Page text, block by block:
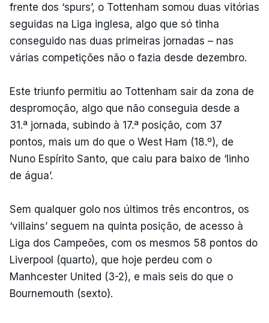
frente dos ‘spurs’, o Tottenham somou duas vitórias
seguidas na Liga inglesa, algo que só tinha
conseguido nas duas primeiras jornadas – nas
várias competições não o fazia desde dezembro.
Este triunfo permitiu ao Tottenham sair da zona de
despromoção, algo que não conseguia desde a
31.ª jornada, subindo à 17.ª posição, com 37
pontos, mais um do que o West Ham (18.º), de
Nuno Espírito Santo, que caiu para baixo de ‘linho
de água’.
Sem qualquer golo nos últimos três encontros, os
‘villains’ seguem na quinta posição, de acesso à
Liga dos Campeões, com os mesmos 58 pontos do
Liverpool (quarto), que hoje perdeu com o
Manhcester United (3-2), e mais seis do que o
Bournemouth (sexto).